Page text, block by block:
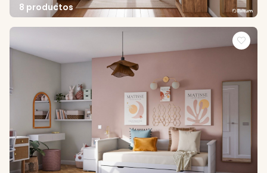
8 productos